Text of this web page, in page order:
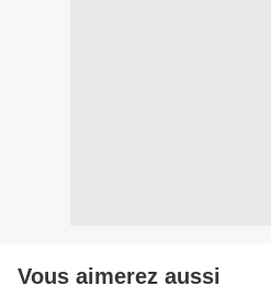
Vous aimerez aussi